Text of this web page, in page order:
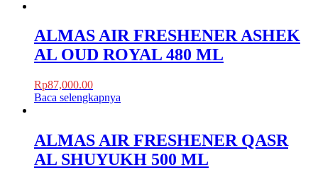
ALMAS AIR FRESHENER ASHEK
AL OUD ROYAL 480 ML
Rp87,000.00
Baca selengkapnya
ALMAS AIR FRESHENER QASR
AL SHUYUKH 500 ML